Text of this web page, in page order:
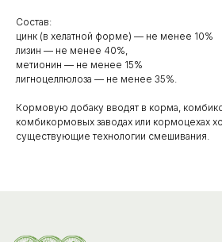
Состав:
цинк (в хелатной форме) — не менее 10%
лизин — не менее 40%,
метионин — не менее 15%
лигноцеллюлоза — не менее 35%.
Кормовую добаку вводят в корма,
комбикормовых заводах или кормоцехах
существующие технологии смешивания.
Каталог
товаров
Ветеринарные препараты
Корма, кормовые добавки
Гигиенические средства